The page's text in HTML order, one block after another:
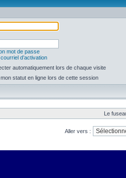
mot de passe
d’activation
automatiquement lors de chaque visite
statut en ligne lors de cette session
Le
Aller vers :